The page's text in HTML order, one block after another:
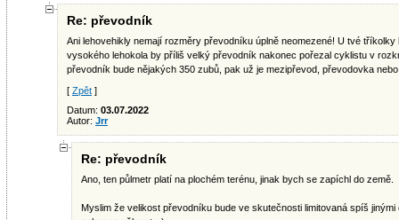
Re: převodník
Ani lehovehikly nemají rozměry převodníku úplně neomezené! U tvé
vysokého lehokola by příliš velký převodník nakonec pořezal cyklistu v
převodník bude nějakých 350 zubů, pak už je mezipřevod, převodovka
[ Zpět ]
Datum: 03.07.2022
Autor: Jrr
Re: převodník
Ano, ten půlmetr platí na plochém terénu, jinak bych se zapíchl do země.
Myslim že velikost převodníku bude ve skutečnosti limitovaná spíš